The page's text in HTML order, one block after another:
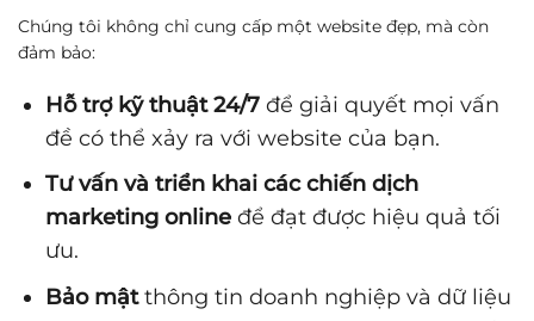
Chúng tôi không chỉ cung cấp một website đẹp, mà còn
đảm bảo:
Hỗ trợ kỹ thuật 24/7 để giải quyết mọi vấn
đề có thể xảy ra với website của bạn.
Tư vấn và triển khai các chiến dịch
marketing online để đạt được hiệu quả tối
ưu.
Bảo mậtthông tin doanh nghiệp và dữ liệu